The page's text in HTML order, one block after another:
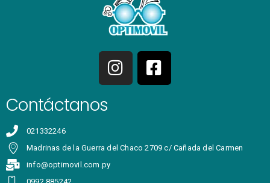
Contáctanos
021332246
Madrinas de la Guerra del Chaco 2709 c/ Cañada del Carmen
info@optimovil.com.py